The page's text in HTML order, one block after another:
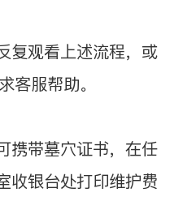
复观看上述流程，或
服帮助。
携带墓穴证书，在任
收银台处打印维护费